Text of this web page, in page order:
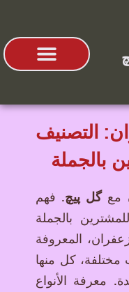
التصنيف
بالجملة
معگل پیچ. فهم
بالجملة
المعروفة
مختلفة، كل منها
معرفة الأنواع